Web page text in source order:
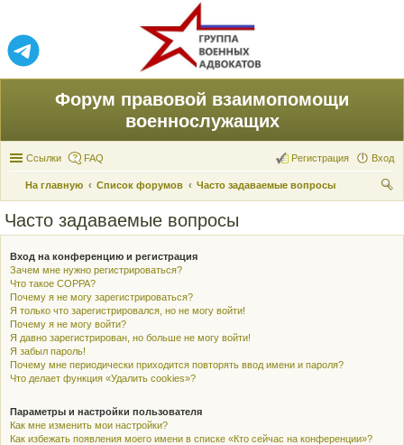
Форум правовой взаимопомощи
военнослужащих
Ссылки FAQ Вход
Регистрация
На главную Список форумов
Часто задаваемые вопросы
Часто задаваемые вопросы
Вход на конференцию и регистрация
Зачем мне нужно регистрироваться?
Что такое COPPA?
Почему я не могу зарегистрироваться?
Я только что зарегистрировался, но не могу войти!
Почему я не могу войти?
Я давно зарегистрирован, но больше не могу войти!
Я забыл пароль!
Почему мне периодически приходится повторять ввод имени и пароля?
Что делает функция «Удалить cookies»?
Параметры и настройки пользователя
Как мне изменить мои настройки?
Как избежать появления моего имени в списке «Кто сейчас на конференции»?